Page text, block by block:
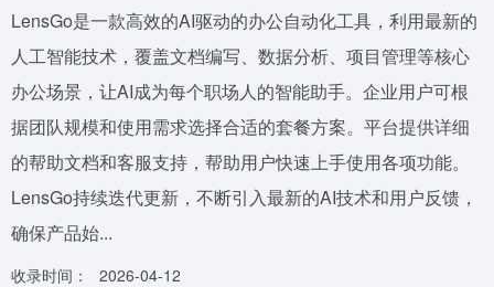
LensGo是一款高效的AI驱动的办公自动化工具，利用最新的
人工智能技术，覆盖文档编写、数据分析、项目管理等核心
办公场景，让AI成为每个职场人的智能助手。企业用户可根
据团队规模和使用需求选择合适的套餐方案。平台提供详细
的帮助文档和客服支持，帮助用户快速上手使用各项功能。
LensGo持续迭代更新，不断引入最新的AI技术和用户反馈，
确保产品始...
收录时间：
2026-04-12